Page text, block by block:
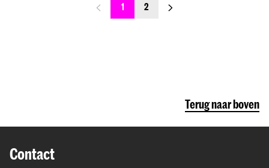
previous_page
1 2 next_page
Terug naar boven
Contact